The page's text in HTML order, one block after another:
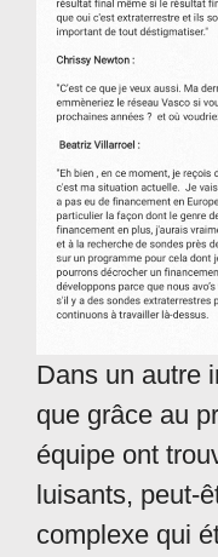
Dans un autre
que grâce au
équipe ont
luisants, peut-
complexe qui